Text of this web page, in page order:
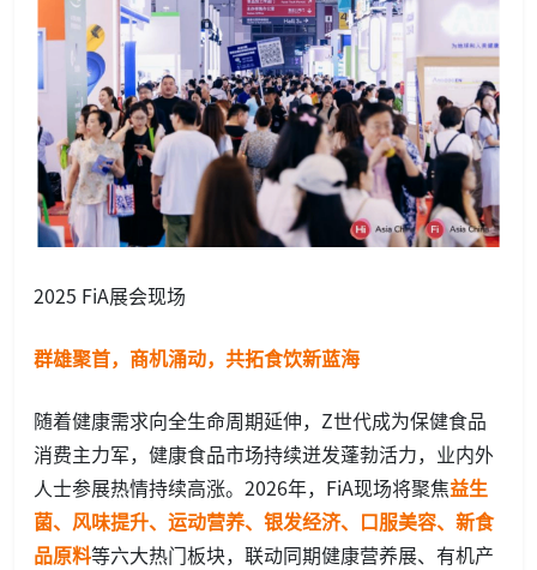
2025 FiA展会现场
群雄聚首，商机涌动，共拓食饮新蓝海
随着健康需求向全生命周期延伸，Z世代成为保健食品
消费主力军，健康食品市场持续迸发蓬勃活力，业内外
人士参展热情持续高涨。2026年，FiA现场将聚焦益生
菌、风味提升、运动营养、银发经济、口服美容、新食
品原料等六大热门板块，联动同期健康营养展、有机产